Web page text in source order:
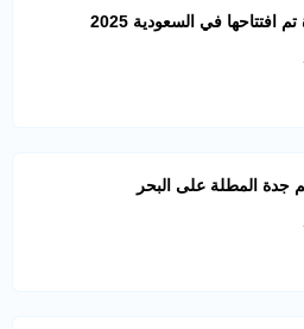
افتتاحها في السعودية 2025
جدة المطلة على البحر